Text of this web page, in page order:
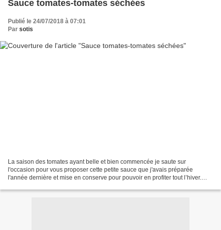
Sauce tomates-tomates séchées
Publié le 24/07/2018 à 07:01
Par sotis
La saison des tomates ayant belle et bien commencée je saute sur
l'occasion pour vous proposer cette petite sauce que j'avais préparée
l'année dernière et mise en conserve pour pouvoir en profiter tout l’hiver.